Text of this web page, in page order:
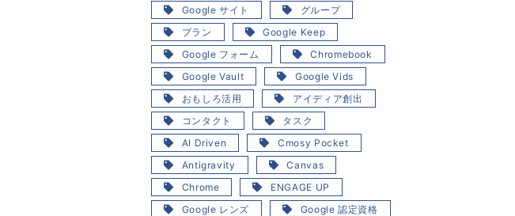
Google サイト
グループ
プラン
Google Keep
Google フォーム
Chromebook
Google Vault
Google Vids
おもしろ活用
アイディア創出
コンタクト
タスク
AI Driven
Cmosy Pocket
Antigravity
Canvas
Chrome
ENGAGE UP
Google レンズ
Google 認定資格